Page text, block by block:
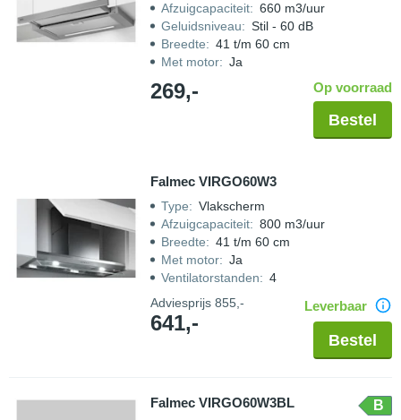
Afzuigcapaciteit: 660 m3/uur
Geluidsniveau: Stil - 60 dB
Breedte: 41 t/m 60 cm
Met motor: Ja
269,- Op voorraad
Bestel
Falmec VIRGO60W3
Type: Vlakscherm
Afzuigcapaciteit: 800 m3/uur
Breedte: 41 t/m 60 cm
Met motor: Ja
Ventilatorstanden: 4
Adviesprijs 855,-
641,-
Leverbaar
Bestel
Falmec VIRGO60W3BL B